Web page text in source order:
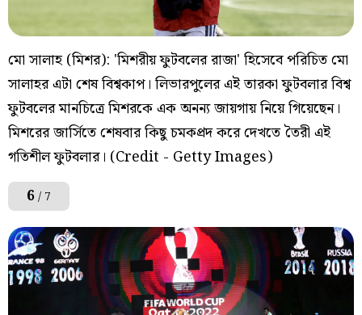
মো সালাহ (মিশর): 'মিশরীয় ফুটবলের রাজা' হিসেবে পরিচিত মো
সালাহর এটা শেষ বিশ্বকাপ। লিভারপুলের এই তারকা ফুটবলার বিশ্ব
ফুটবলের মানচিত্রে মিশরকে এক অনন্য জায়গায় নিয়ে গিয়েছেন।
মিশরের জার্সিতে শেষবার কিছু চমকপ্রদ করে দেখতে তৈরী এই
গতিশীল ফুটবলার। (Credit - Getty Images)
6/ 7